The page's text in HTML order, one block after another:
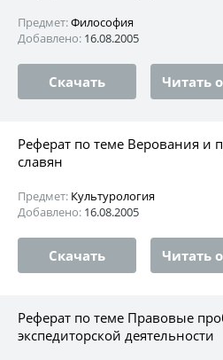
Предмет:Философия
Добавлено: 16.08.2005
Скачать Читать
Реферат по теме Верования и
славян
Предмет: Культурология
Добавлено: 16.08.2005
Скачать Читать
Реферат по теме Правовые
экспедиторской деятельности